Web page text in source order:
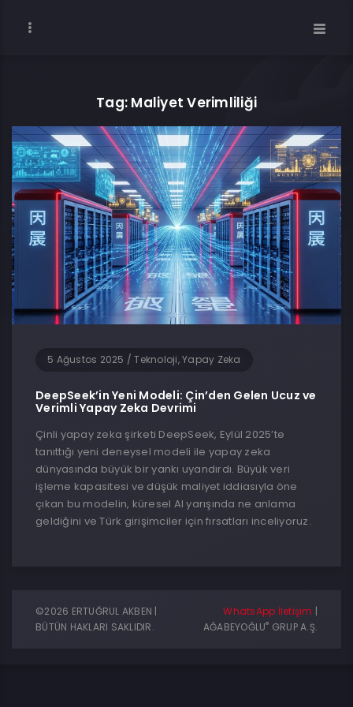
Tag: Maliyet Verimliliği
5 Ağustos 2025 /Teknoloji, Yapay Zeka
DeepSeek’in Yeni Modeli: Çin’den Gelen Ucuz ve
Verimli Yapay Zeka Devrimi
Çinli yapay zeka şirketi DeepSeek, Eylül 2025’te
tanıttığı yeni deneysel modeli ile yapay zeka
dünyasında büyük bir yankı uyandırdı. Büyük veri
işleme kapasitesi ve düşük maliyet iddiasıyla öne
çıkan bu modelin, küresel AI yarışında ne anlama
geldiğini ve Türk girişimciler için fırsatları inceliyoruz.
©2026 ERTUĞRUL AKBEN |
BÜTÜN HAKLARI SAKLIDIR.
WhatsApp İletişim |
AĞABEYOĞLU® GRUP A.Ş.